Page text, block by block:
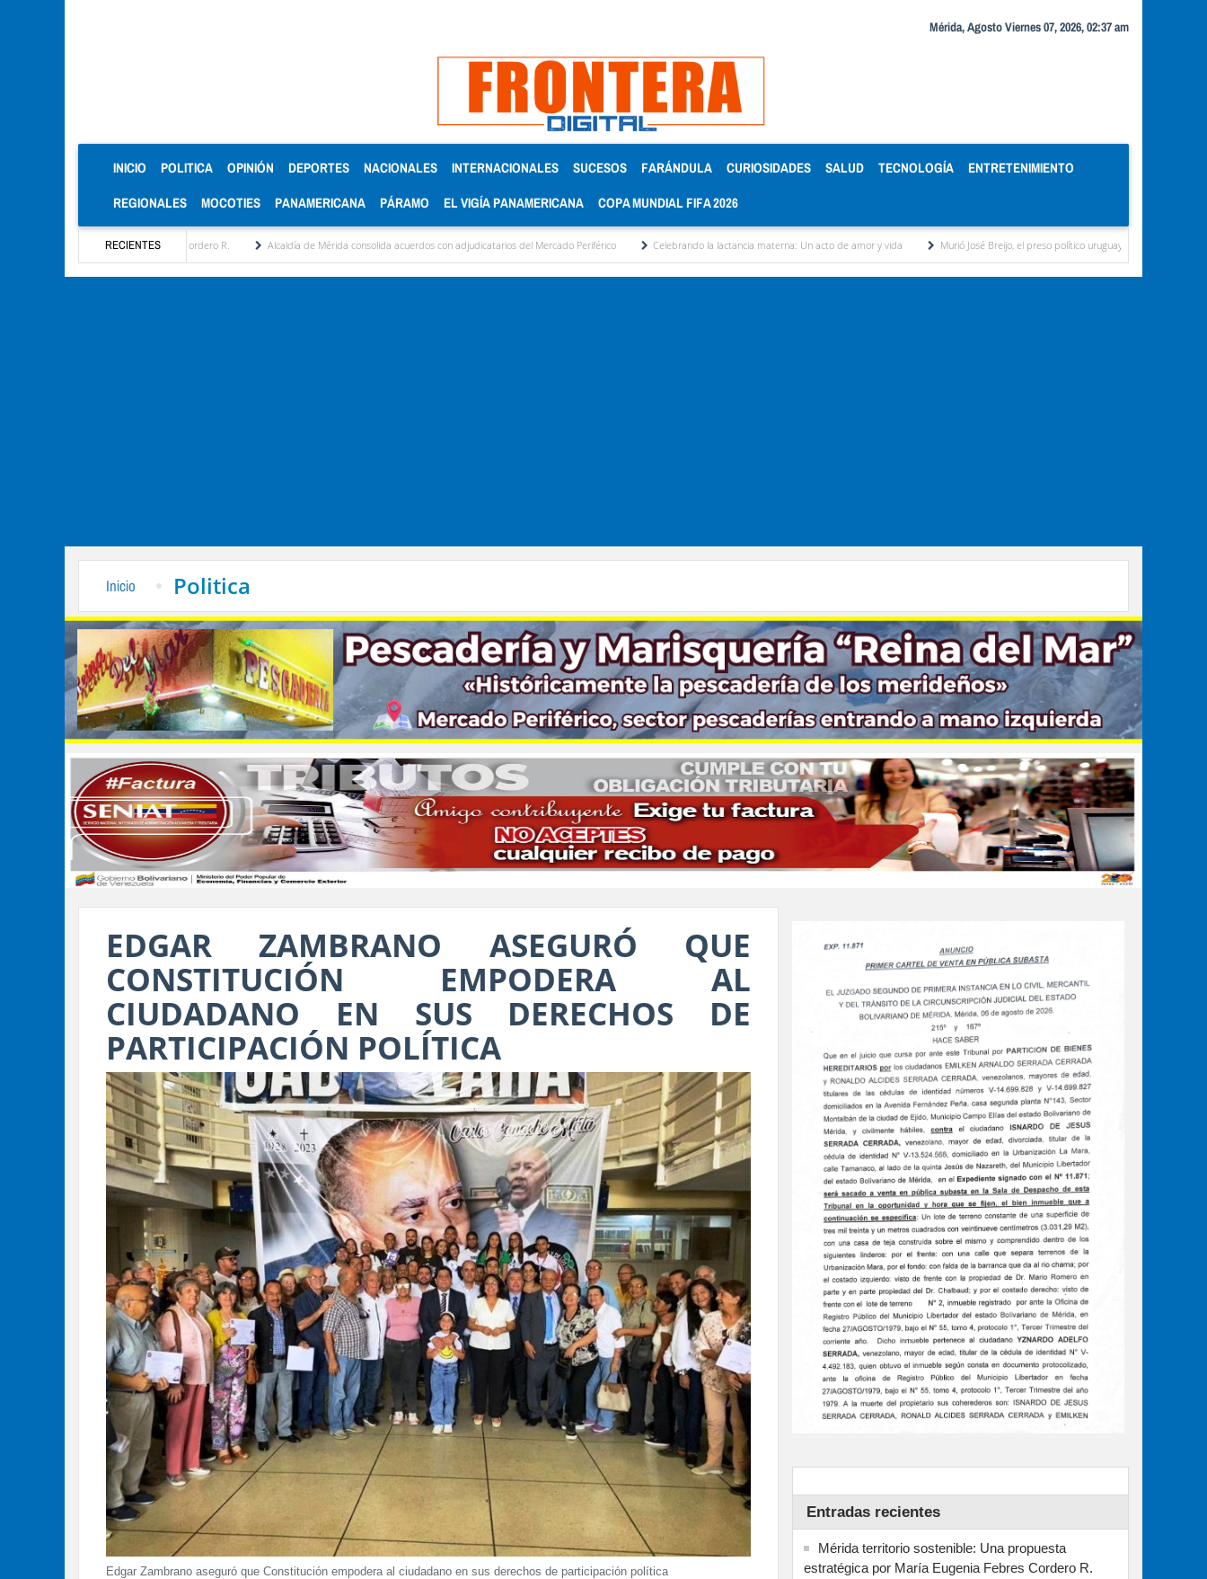
Mérida, Agosto Viernes 07, 2026, 02:37 am
INICIO (CURRENT)
POLITICA OPINIÓN DEPORTES NACIONALES INTERNACIONALES SUCESOS FARÁNDULA CURIOSIDADES SALUD TECNOLOGÍA ENTRETENIMIENTO
REGIONALES MOCOTIES PANAMERICANA PÁRAMO EL VIGÍA PANAMERICANA COPA MUNDIAL FIFA 2026
RECIENTES
María Eugenia Febres Cordero R. Alcaldía de Mérida consolida acuerdos con adjudicatarios del Mercado Periférico Celebrando la lactancia materna: Un acto de amor y vida Murió José Breijo, el preso político uruguayo-venezolano bajo arresto
Inicio Politica
EDGAR ZAMBRANO ASEGURÓ QUE
CONSTITUCIÓN EMPODERA AL
CIUDADANO EN SUS DERECHOS DE
PARTICIPACIÓN POLÍTICA
Edgar Zambrano aseguró que Constitución empodera al ciudadano en sus derechos de participación política
Entradas recientes
Mérida territorio sostenible: Una propuesta
estratégica por María Eugenia Febres Cordero R.